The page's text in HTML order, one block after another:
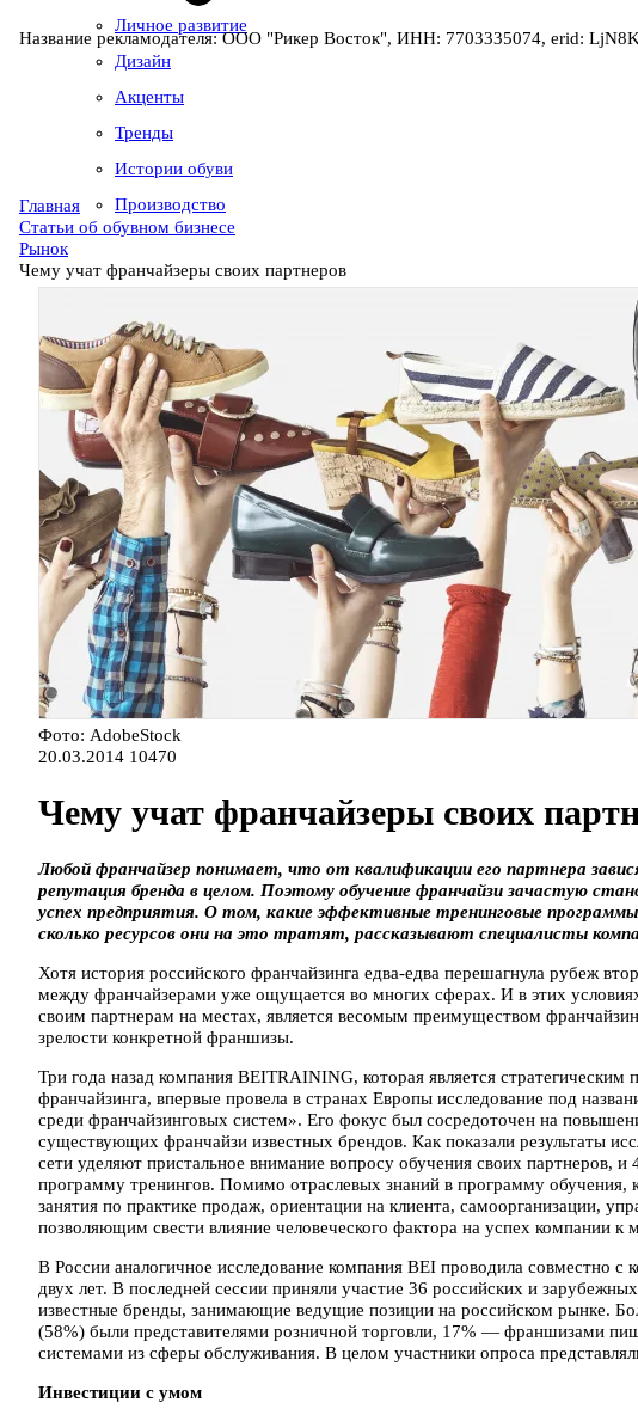
Личное развитие
Дизайн
Акценты
Тренды
Истории обуви
Производство
Название рекламодателя: ООО "Рикер Восток", ИНН: 7703335074, erid:
Главная
Статьи об обувном бизнесе
Рынок
Чему учат франчайзеры своих партнеров
Фото: AdobeStock
20.03.2014 10470
Чему учат франчайзеры своих
Любой франчайзер понимает, что от квалификации его партнера
репутация бренда в целом. Поэтому обучение франчайзи зачастую
успех предприятия. О том, какие эффективные тренинговые
сколько ресурсов они на это тратят, рассказывают специалисты
Хотя история российского франчайзинга едва-едва перешагнула рубеж
между франчайзерами уже ощущается во многих сферах. И в этих
своим партнерам на местах, является весомым преимуществом
зрелости конкретной франшизы.
Три года назад компания BEITRAINING, которая является
франчайзинга, впервые провела в странах Европы исследование под
среди франчайзинговых систем». Его фокус был сосредоточен на
существующих франчайзи известных брендов. Как показали результаты
сети уделяют пристальное внимание вопросу обучения своих партнеров,
программу тренингов. Помимо отраслевых знаний в программу обучения,
занятия по практике продаж, ориентации на клиента, самоорганизации,
позволяющим свести влияние человеческого фактора на успех компании к
В России аналогичное исследование компания BEI проводила совместно
двух лет. В последней сессии приняли участие 36 российских и
известные бренды, занимающие ведущие позиции на российском рынке.
(58%) были представителями розничной торговли, 17% — франшизами
системами из сферы обслуживания. В целом участники опроса
Инвестиции с умом